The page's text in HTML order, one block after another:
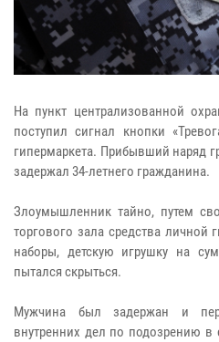
На пункт централизованной
поступил сигнал кнопки
гипермаркета. Прибывший наряд
задержал 34-летнего гражданина.
Злоумышленник тайно, путем
торгового зала средства личной
наборы, детскую игрушку на
пытался скрыться.
Мужчина был задержан и
внутренних дел по подозрению